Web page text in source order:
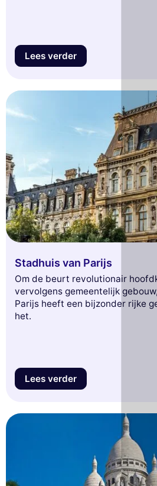
Lees verder
Stadhuis van Parijs
Om de beurt revolutionair
vervolgens gemeentelijk
Parijs heeft een bijzonder rijke
het.
Lees verder